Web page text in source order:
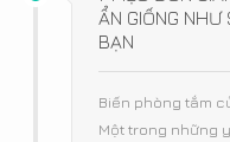
ẨN GIỐNG NHƯ
BẠN
Biến phòng tắm
Một trong những